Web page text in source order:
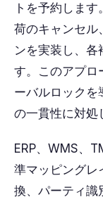
トを予約しま
荷のキャンセル
ンを実装し、各
す。このアプロ
ーバルロックを
の一貫性に対処
ERP、WMS、
準マッピングレ
換、パーティ識